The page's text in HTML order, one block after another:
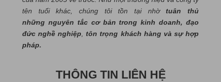
tên tuổi khác, chúng tôi tồn tại nhờtuân thủ
những nguyên tắc cơ bản trong kinh doanh, đạo
đức nghề nghiệp,tôn trọng khách hàng và sự hợp
pháp.
THÔNG TIN LIÊN HỆ